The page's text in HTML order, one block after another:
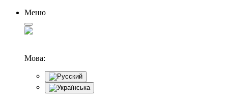
Меню
Мова: